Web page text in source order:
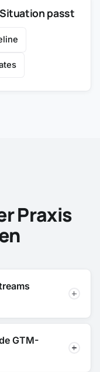
passt
Praxis
GTM-